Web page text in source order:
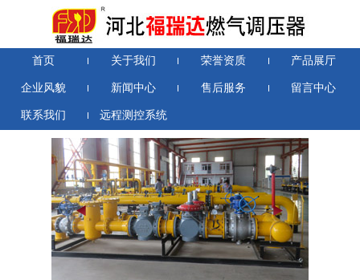
首页 关于我们 荣誉资质 产品展厅
企业风貌 新闻中心 售后服务 留言中心
联系我们 远程测控系统